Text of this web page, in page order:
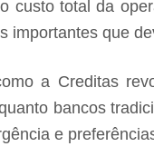
custo total da
importantes que
a Creditas
bancos
e